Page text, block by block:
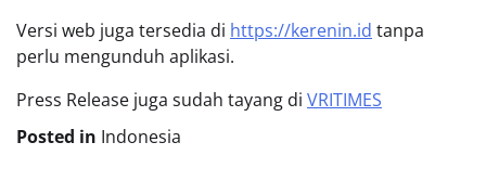
Versi web juga tersedia di https://kerenin.id tanpa
perlu mengunduh aplikasi.
Press Release juga sudah tayang di VRITIMES
Posted in Indonesia